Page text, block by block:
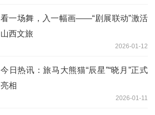
看一场舞，入一幅画——“剧展联动”激活
山西文旅
2026-01-12
今日热讯：旅马大熊猫“辰星”“晓月”正式
亮相
2026-01-11